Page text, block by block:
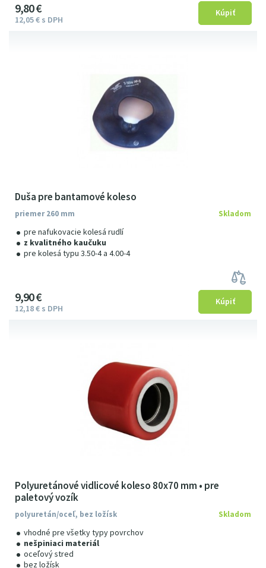
9 80€
12 05€ s DPH
Duša pre bantamové koleso
priemer 260 mm
pre nafukovacie kolesá rudlí
z kvalitného kaučuku
pre kolesá typu 3.50-4 a 4.00-4
Skladom
9 90€
12 18€ s DPH
Polyuretánové vidlicové koleso 80x70 mm • pre
paletový vozík
polyuretán/oceľ, bez ložísk
vhodné pre všetky typy povrchov
nešpiniaci materiál
oceľový stred
bez ložísk
Skladom